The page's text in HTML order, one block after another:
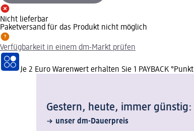
Nicht lieferbar
Paketversand für das Produkt nicht möglich
Verfügbarkeit in einem dm-Markt prüfen
Je 2 Euro Warenwert erhalten Sie 1 PAYBACK °Punkt
Gestern, heute, immer günstig:
unser dm-Dauerpreis